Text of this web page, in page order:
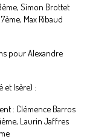
Simon Brottet
Max Ribaud
pour Alexandre
et Isère) :
: Clémence Barros
Laurin Jaffres